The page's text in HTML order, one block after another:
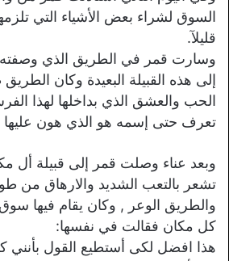
السوق لشراء بعض الأشياء التي
قليلآ.
وسارت قمر في الطريق الذي وصفته
إلى هذه القبيلة البعيدة وكان
الحب والعشق الذي بداخلها لهذا
تعرف حتى إسمه هو الذي هون عليها
وبعد عناء وصلت قمر إلى قبيلة أل
تشعر بالتعب الشديد والارهاق من
والطريق الوعر , وكان يقام فيها سوق
كل مكان فقالت في نفسها:
هذا افضل لكى أستطيع القول بأنني